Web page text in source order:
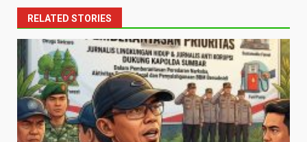
RELATED STORIES